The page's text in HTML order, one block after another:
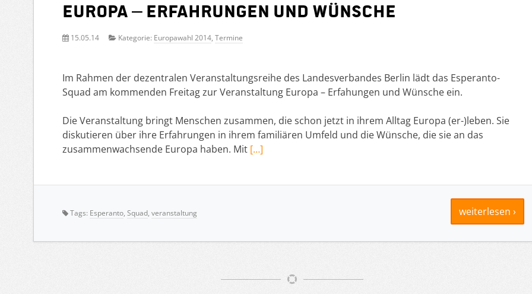
Europa – Erfahrungen und Wünsche
15.05.14 Kategorie: Europawahl 2014, Termine
Im Rahmen der dezentralen Veranstaltungsreihe des Landesverbandes Berlin lädt das Esperanto-
Squad am kommenden Freitag zur Veranstaltung Europa – Erfahungen und Wünsche ein.
Die Veranstaltung bringt Menschen zusammen, die schon jetzt in ihrem Alltag Europa (er-)leben. Sie
diskutieren über ihre Erfahrungen in ihrem familiären Umfeld und die Wünsche, die sie an das
zusammenwachsende Europa haben. Mit […]
weiterlesen ›
Tags: Esperanto, Squad, veranstaltung